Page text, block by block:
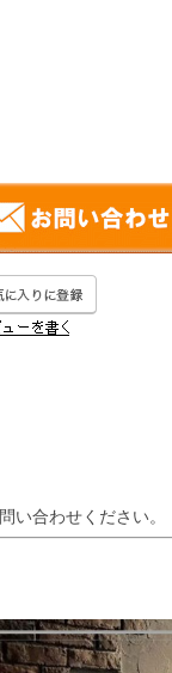
い合わせください。